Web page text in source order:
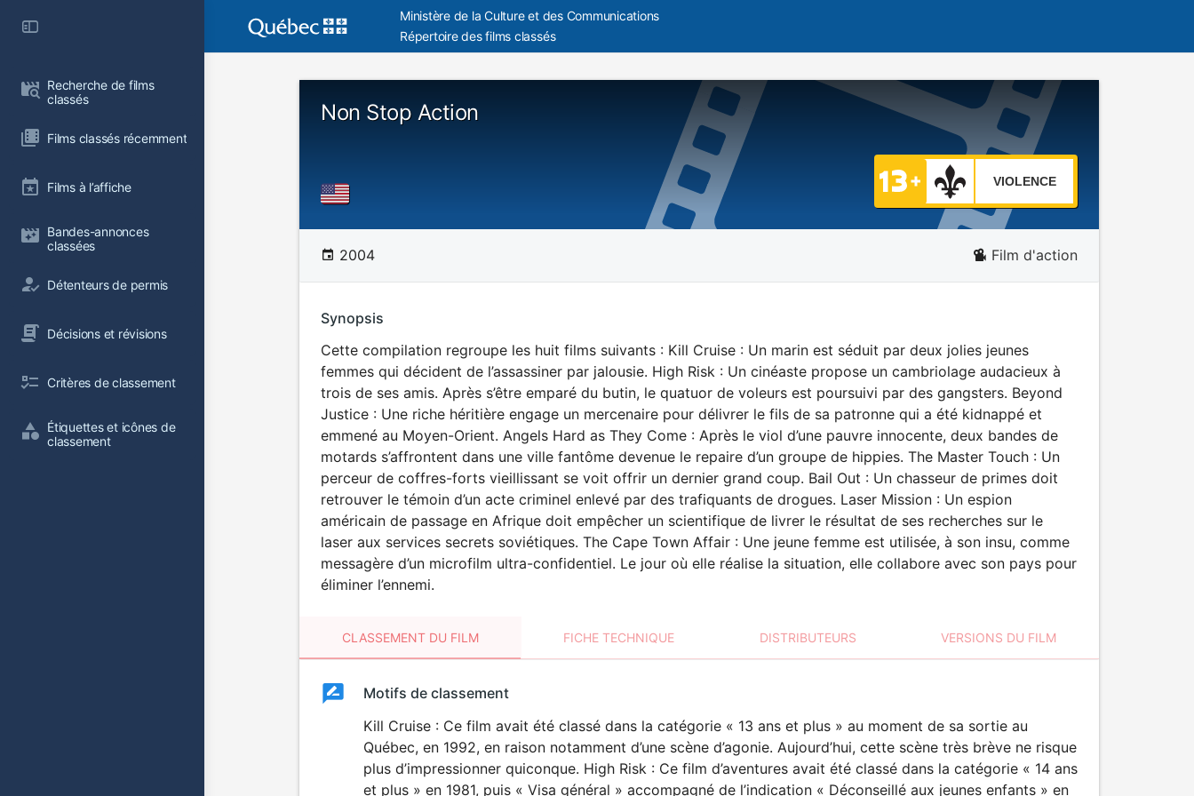
Recherche de films
classés
Films classés récemment
Films à l’affiche
Bandes-annonces
classées
Détenteurs de permis
Décisions et révisions
Critères de classement
Étiquettes et icônes de
classement
Ministère de la Culture et des Communications
Répertoire des films classés
Non Stop Action
VIOLENCE
2004 Film d'action
Synopsis
Cette compilation regroupe les huit films suivants : Kill Cruise : Un marin est séduit par deux jolies jeunes
femmes qui décident de l’assassiner par jalousie. High Risk : Un cinéaste propose un cambriolage audacieux à
trois de ses amis. Après s’être emparé du butin, le quatuor de voleurs est poursuivi par des gangsters. Beyond
Justice : Une riche héritière engage un mercenaire pour délivrer le fils de sa patronne qui a été kidnappé et
emmené au Moyen-Orient. Angels Hard as They Come : Après le viol d’une pauvre innocente, deux bandes de
motards s’affrontent dans une ville fantôme devenue le repaire d’un groupe de hippies. The Master Touch : Un
perceur de coffres-forts vieillissant se voit offrir un dernier grand coup. Bail Out : Un chasseur de primes doit
retrouver le témoin d’un acte criminel enlevé par des trafiquants de drogues. Laser Mission : Un espion
américain de passage en Afrique doit empêcher un scientifique de livrer le résultat de ses recherches sur le
laser aux services secrets soviétiques. The Cape Town Affair : Une jeune femme est utilisée, à son insu, comme
messagère d’un microfilm ultra-confidentiel. Le jour où elle réalise la situation, elle collabore avec son pays pour
éliminer l’ennemi.
CLASSEMENT DU FILM FICHE TECHNIQUE DISTRIBUTEURS VERSIONS DU FILM
ClassementClassement
VIOLENCE
Motifs de classement
Kill Cruise : Ce film avait été classé dans la catégorie « 13 ans et plus » au moment de sa sortie au
Québec, en 1992, en raison notamment d’une scène d’agonie. Aujourd’hui, cette scène très brève ne risque
plus d’impressionner quiconque. High Risk : Ce film d’aventures avait été classé dans la catégorie « 14 ans
et plus » en 1981, puis « Visa général » accompagné de l’indication « Déconseillé aux jeunes enfants » en